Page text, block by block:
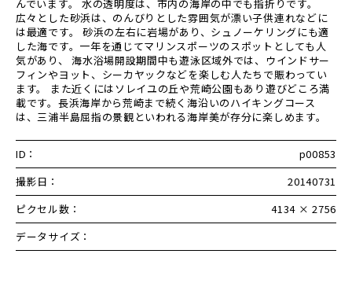
んでいます。 水の透明度は、市内の海岸の中でも指折りです。
広々とした砂浜は、のんびりとした雰囲気が漂い子供連れなどに
は最適です。 砂浜の左右に岩場があり、シュノーケリングにも適
した海です。一年を通じてマリンスポーツのスポットとしても人
気があり、 海水浴場開設期間中も遊泳区域外では、ウインドサー
フィンやヨット、シーカヤックなどを楽しむ人たちで賑わってい
ます。 また近くにはソレイユの丘や荒崎公園もあり遊びどころ満
載です。長浜海岸から荒崎まで続く海沿いのハイキングコース
は、三浦半島屈指の景観といわれる海岸美が存分に楽しめます。
ID：
p00853
撮影日：
20140731
ピクセル数：
4134 × 2756
データサイズ：